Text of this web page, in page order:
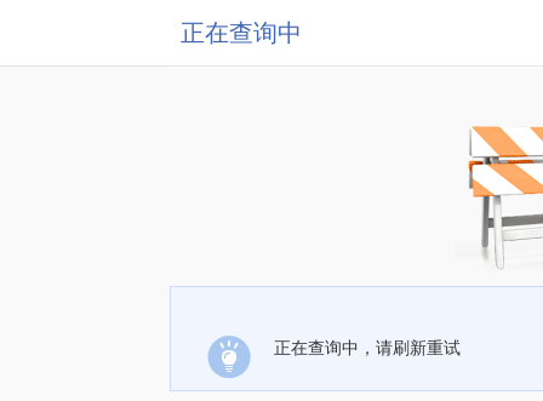
正在查询中
正在查询中，请刷新重试